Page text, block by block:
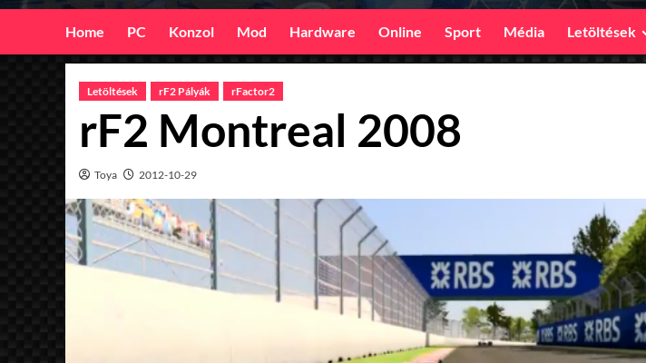
Home PC Konzol Mod Hardware Online Sport Média Letöltések
Letöltések rF2 Pályák rFactor2
rF2 Montreal 2008
Toya 2012-10-29